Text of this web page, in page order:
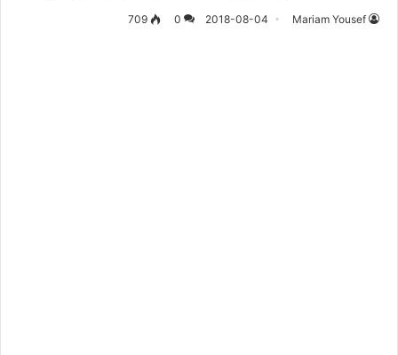
Mariam Yousef
2018-08-04
0
709